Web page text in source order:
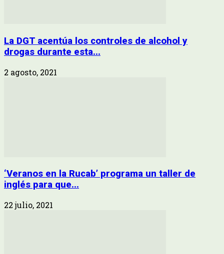
La DGT acentúa los controles de alcohol y
drogas durante esta...
2 agosto, 2021
‘Veranos en la Rucab’ programa un taller de
inglés para que...
22 julio, 2021